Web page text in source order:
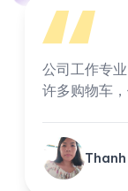
公司工作专
许多购物车
Thanh